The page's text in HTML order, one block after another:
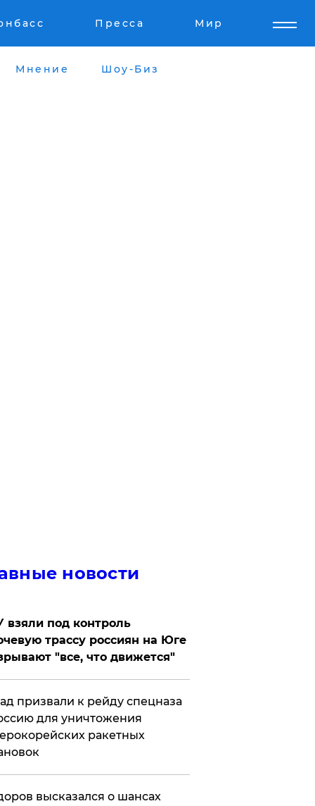
Пресса Мир
Мнение Шоу-Биз
новости
взяли под контроль
трассу россиян на Юге
"все, что движется"
призвали к рейду спецназа
для уничтожения
ракетных
высказался о шансах